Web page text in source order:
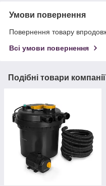
Умови повернення
Повернення товару
Всі умови повернення
Подібні товари компанії